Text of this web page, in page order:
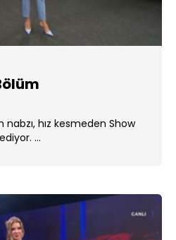
nabzı, hız kesmeden Show
...